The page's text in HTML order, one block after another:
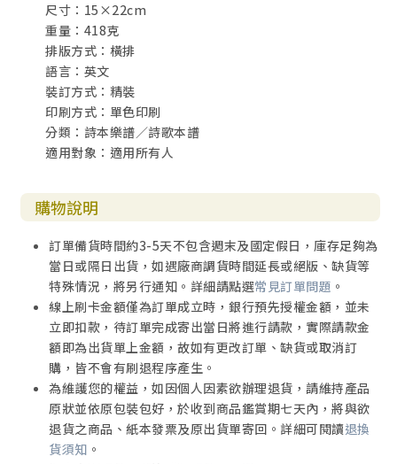
尺寸：15×22cm
重量：418克
排版方式：橫排
語言：英文
裝訂方式：精裝
印刷方式：單色印刷
分類：詩本樂譜／詩歌本譜
適用對象：適用所有人
購物說明
訂單備貨時間約3-5天不包含週末及國定假日，庫存足夠為
當日或隔日出貨，如遇廠商調貨時間延長或絕版、缺貨等
特殊情況，將另行通知。詳細請點選常見訂單問題 。
線上刷卡金額僅為訂單成立時，銀行預先授權金額，並未
立即扣款，待訂單完成寄出當日將進行請款，實際請款金
額即為出貨單上金額，故如有更改訂單、缺貨或取消訂
購，皆不會有刷退程序產生。
為維護您的權益，如因個人因素欲辦理退貨，請維持產品
原狀並依原包裝包好，於收到商品鑑賞期七天內，將與欲
退貨之商品、紙本發票及原出貨單寄回。詳細可閱讀退換
貨須知 。